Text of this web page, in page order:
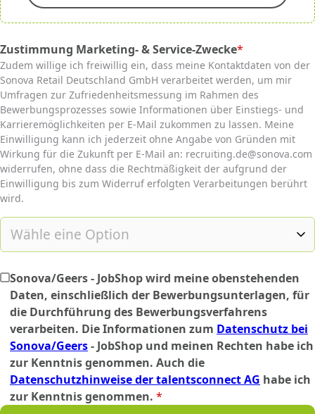
Zustimmung Marketing- & Service-Zwecke*
(required)
Zudem willige ich freiwillig ein, dass meine Kontaktdaten von der
Sonova Retail Deutschland GmbH verarbeitet werden, um mir
Umfragen zur Zufriedenheitsmessung im Rahmen des
Bewerbungsprozesses sowie Informationen über Einstiegs- und
Karrieremöglichkeiten per E-Mail zukommen zu lassen. Meine
Einwilligung kann ich jederzeit ohne Angabe von Gründen mit
Wirkung für die Zukunft per E-Mail an: recruiting.de@sonova.com
widerrufen, ohne dass die Rechtmäßigkeit der aufgrund der
Einwilligung bis zum Widerruf erfolgten Verarbeitungen berührt
wird.
Sonova/Geers - JobShop wird meine obenstehenden
Daten, einschließlich der Bewerbungsunterlagen, für
die Durchführung des Bewerbungsverfahrens
verarbeiten. Die Informationen zum Datenschutz bei
Sonova/Geers- JobShop und meinen Rechten habe ich
zur Kenntnis genommen. Auch die
Datenschutzhinweise der talentsconnect AG habe ich
zur Kenntnis genommen. *